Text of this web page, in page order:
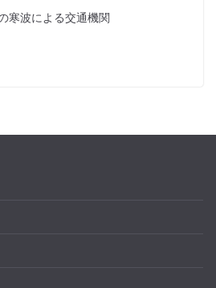
寒波による交通機関